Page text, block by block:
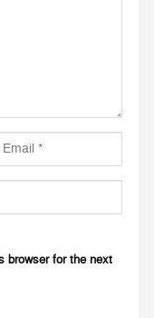
browser for the next